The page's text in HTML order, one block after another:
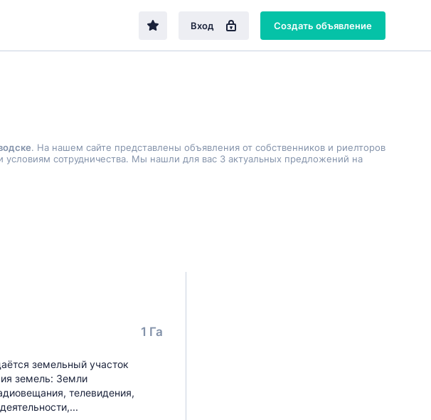
Вход Создать объявление
. На нашем сайте представлены объявления от собственников и риелторов
сотрудничества. Мы нашли для вас 3 актуальных предложений на
1 Га
земельный участок
земель: Земли
телевидения,